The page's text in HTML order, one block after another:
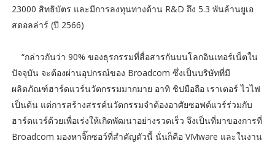
23000 สิทธิบัตร และมีการลงทุนทางด้าน R&D ถึง 5.3 พันล้านยูเอ
สดอลล่าร์ (ปี 2566)
“กล่าวกันว่า 90% ของธุรกรรมที่สื่อสารกันบนโลกอินเทอร์เน็ตใน
ปัจจุบัน จะต้องผ่านอุปกรณ์ของ Broadcom ซึ่งเป็นบริษัทที่มี
ผลิตภัณฑ์ฮาร์ดแวร์นวัตกรรมมากมาย อาทิ ชิปมือถือ เราเตอร์ ไวไฟ
เป็นต้น แต่การสร้างสรรค์นวัตกรรมจำต้องอาศัยซอฟต์แวร์ร่วมกับ
ฮาร์ดแวร์ด้วยเพื่อเร่งให้เกิดพัฒนาอย่างรวดเร็ว จึงเป็นที่มาของการที่
Broadcom มองหาจิ๊กซอว์ที่สำคัญตัวนี้ นั่นก็คือ VMware และในงาน